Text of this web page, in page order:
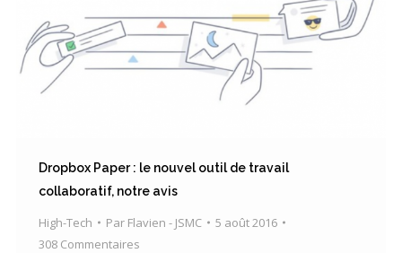
Dropbox Paper : le nouvel outil de travail
collaboratif, notre avis
High-Tech Par Flavien - JSMC
5 août 2016
308 Commentaires